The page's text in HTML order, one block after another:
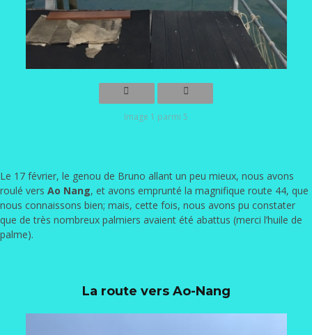
Image 1 parmi 5
Le 17 février, le genou de Bruno allant un peu mieux, nous avons
roulé vers Ao Nang, et avons emprunté la magnifique route 44, que
nous connaissons bien; mais, cette fois, nous avons pu constater
que de très nombreux palmiers avaient été abattus (merci l’huile de
palme).
La route vers Ao-Nang